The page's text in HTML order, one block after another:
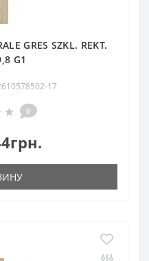
GRES SZKL. REKT.
G1
17
0